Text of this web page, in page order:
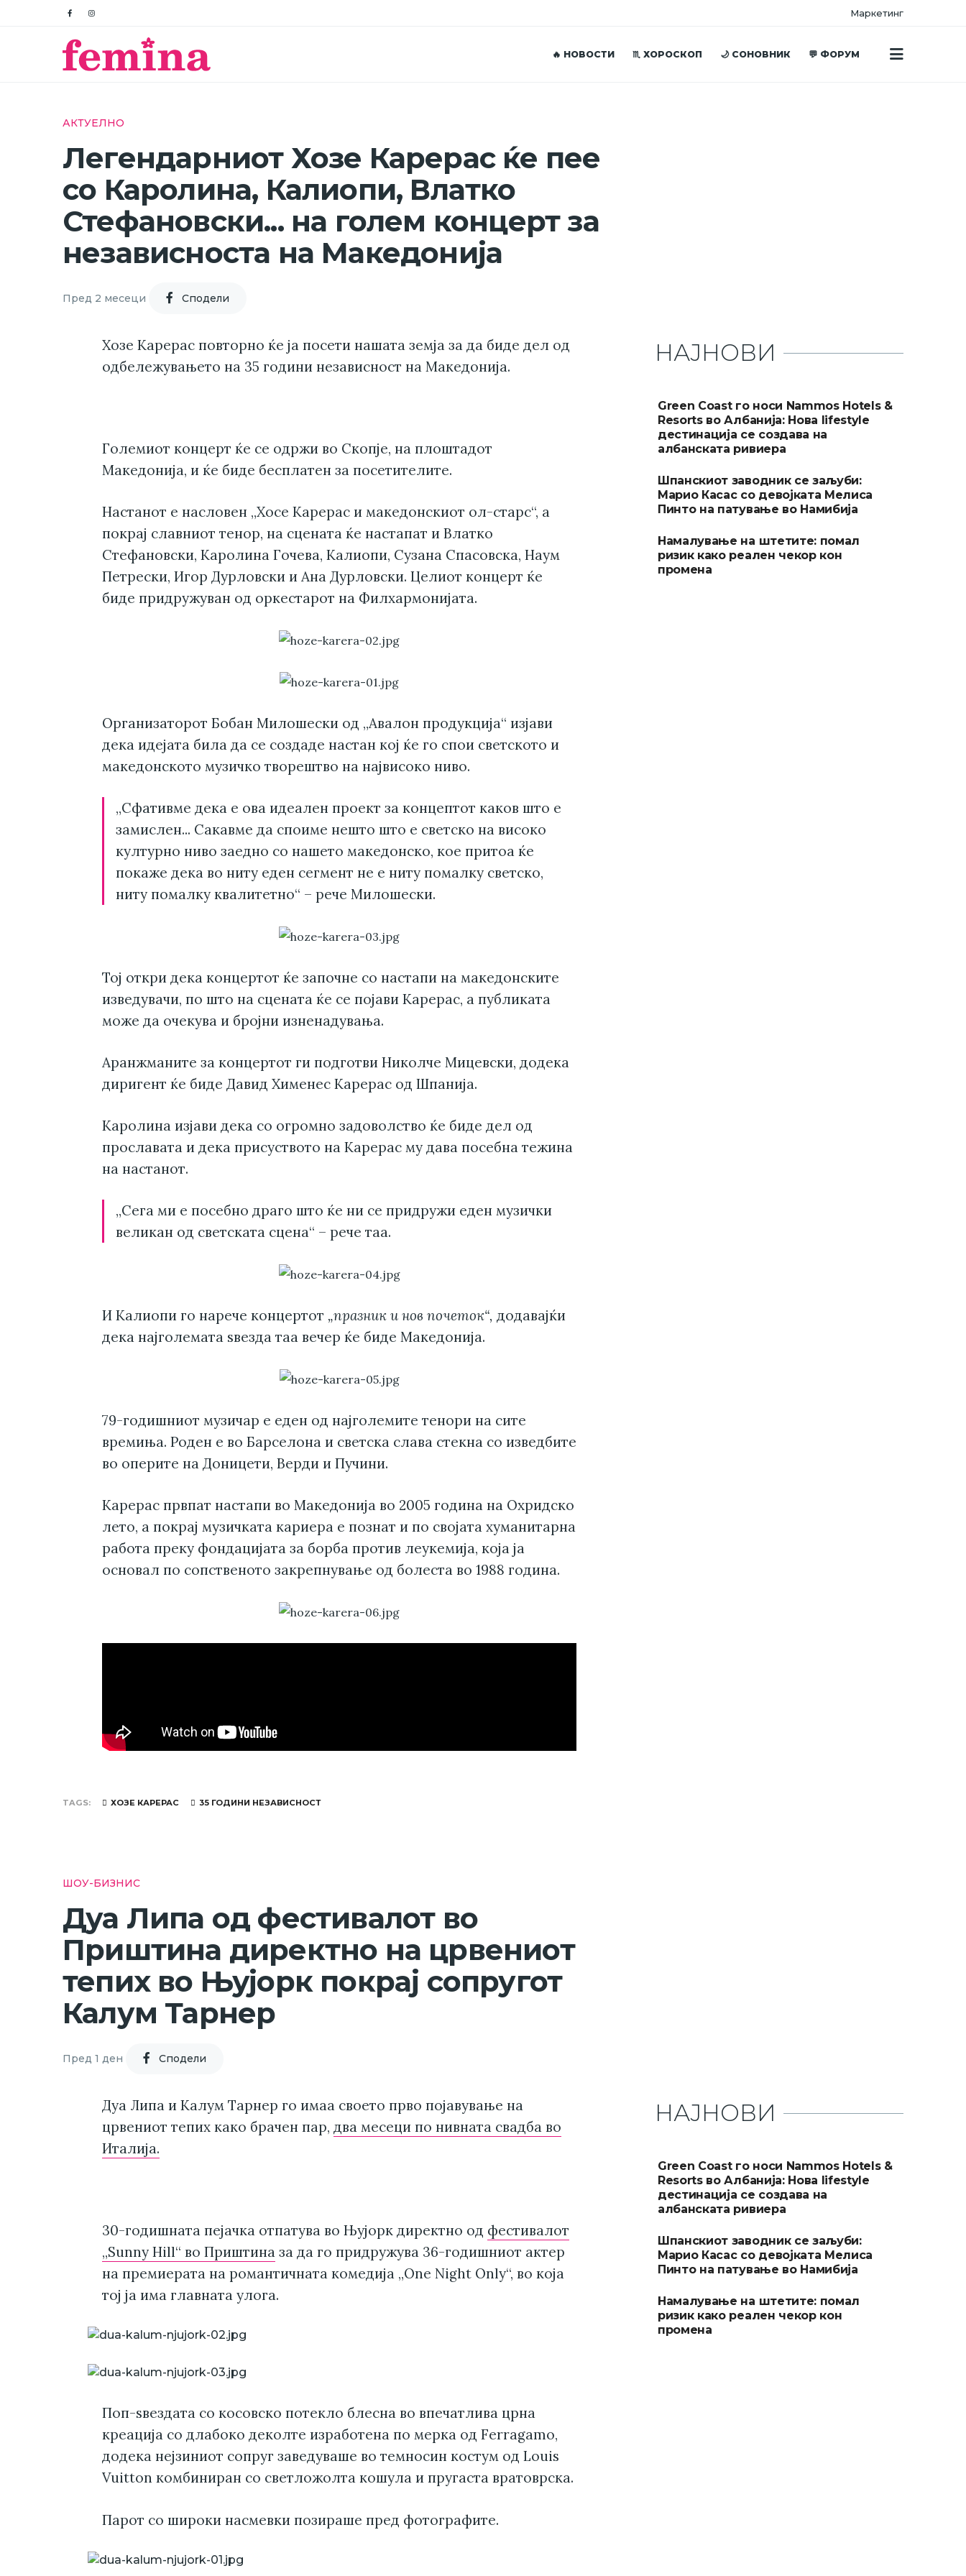
Маркетинг
🔥 НОВОСТИ ♏ ХОРОСКОП 🌙 СОНОВНИК 💬 ФОРУМ
АКТУЕЛНО
Легендарниот Хозе Карерас ќе пее
со Каролина, Калиопи, Влатко
Стефановски... на голем концерт за
независноста на Македонија
Пред 2 месеци Cподели
Хозе Карерас повторно ќе ја посети нашата земја за да биде дел од
одбележувањето на 35 години независност на Македонија.
Големиот концерт ќе се одржи во Скопје, на плоштадот
Македонија, и ќе биде бесплатен за посетителите.
Настанот е насловен „Хосе Карерас и македонскиот ол-старс“, а
покрај славниот тенор, на сцената ќе настапат и Влатко
Стефановски, Каролина Гочева, Калиопи, Сузана Спасовска, Наум
Петрески, Игор Дурловски и Ана Дурловски. Целиот концерт ќе
биде придружуван од оркестарот на Филхармонијата.
Организаторот Бобан Милошески од „Авалон продукција“ изјави
дека идејата била да се создаде настан кој ќе го спои светското и
македонското музичко творештво на највисоко ниво.
„Сфативме дека е ова идеален проект за концептот каков што е
замислен... Сакавме да споиме нешто што е светско на високо
културно ниво заедно со нашето македонско, кое притоа ќе
покаже дека во ниту еден сегмент не е ниту помалку светско,
ниту помалку квалитетно“ – рече Милошески.
Тој откри дека концертот ќе започне со настапи на македонските
изведувачи, по што на сцената ќе се појави Карерас, а публиката
може да очекува и бројни изненадувања.
Аранжманите за концертот ги подготви Николче Мицевски, додека
диригент ќе биде Давид Хименес Карерас од Шпанија.
Каролина изјави дека со огромно задоволство ќе биде дел од
прославата и дека присуството на Карерас му дава посебна тежина
на настанот.
„Сега ми е посебно драго што ќе ни се придружи еден музички
великан од светската сцена“ – рече таа.
И Калиопи го нарече концертот „празник и нов почеток“, додавајќи
дека најголемата ѕвезда таа вечер ќе биде Македонија.
79-годишниот музичар е еден од најголемите тенори на сите
времиња. Роден е во Барселона и светска слава стекна со изведбите
во оперите на Доницети, Верди и Пучини.
Карерас првпат настапи во Македонија во 2005 година на Охридско
лето, а покрај музичката кариера е познат и по својата хуманитарна
работа преку фондацијата за борба против леукемија, која ја
основал по сопственото закрепнување од болеста во 1988 година.
TAGS ХОЗЕ КАРЕРАС 35 ГОДИНИ НЕЗАВИСНОСТ
НАЈНОВИ
Green Coast го носи Nammos Hotels &
Resorts во Албанија: Нова lifestyle
дестинација се создава на
албанската ривиера
Шпанскиот заводник се заљуби:
Марио Касас со девојката Мелиса
Пинто на патување во Намибија
Намалување на штетите: помал
ризик како реален чекор кон
промена
ШОУ-БИЗНИС
Дуа Липа од фестивалот во
Приштина директно на црвениот
тепих во Њујорк покрај сопругот
Калум Тарнер
Пред 1 ден Cподели
Дуа Липа и Калум Тарнер го имаа своето прво појавување на
црвениот тепих како брачен пар, два месеци по нивната свадба во
Италија.
30-годишната пејачка отпатува во Њујорк директно од фестивалот
„Sunny Hill“ во Приштина за да го придружува 36-годишниот актер
на премиерата на романтичната комедија „One Night Only“, во која
тој ја има главната улога.
Поп-ѕвездата со косовско потекло блесна во впечатлива црна
креација со длабоко деколте изработена по мерка од Ferragamo,
додека нејзиниот сопруг заведуваше во темносин костум од Louis
Vuitton комбиниран со светложолта кошула и пругаста вратоврска.
Парот со широки насмевки позираше пред фотографите.
НАЈНОВИ
Green Coast го носи Nammos Hotels &
Resorts во Албанија: Нова lifestyle
дестинација се создава на
албанската ривиера
Шпанскиот заводник се заљуби:
Марио Касас со девојката Мелиса
Пинто на патување во Намибија
Намалување на штетите: помал
ризик како реален чекор кон
промена